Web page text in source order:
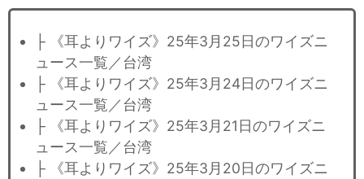
├ 《耳よりワイズ》25年3月25日のワイズニ
ュース一覧／台湾
├ 《耳よりワイズ》25年3月24日のワイズニ
ュース一覧／台湾
├ 《耳よりワイズ》25年3月21日のワイズニ
ュース一覧／台湾
├ 《耳よりワイズ》25年3月20日のワイズニ